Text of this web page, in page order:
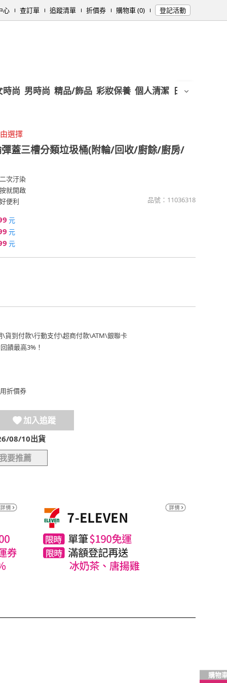
心 查訂單 追蹤清單 折價券 購物車 (0) 登記活動
時尚 男時尚 精品/飾品 彩妝保養 個人清潔 日用/紙品
選擇
蓋三槽分類垃圾桶(附輪/回收/廚餘/廚房/
次汙染
就開啟
便利
品號： 11036318
元
元
元
\貨到付款\行動支付\超商付款\ATM\銀聯卡
饋最高3%！
折價券
加入追蹤
08/10出貨
要推薦
購物